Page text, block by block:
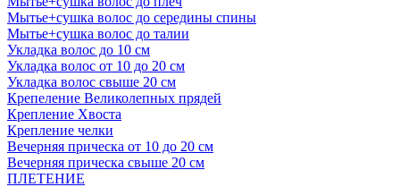
Мытье+сушка волос до середины спины
Мытье+сушка волос до талии
Укладка волос до 10 см
Укладка волос от 10 до 20 см
Укладка волос свыше 20 см
Крепеление Великолепных прядей
Крепление Хвоста
Крепление челки
Вечерняя прическа от 10 до 20 см
Вечерняя прическа свыше 20 см
ПЛЕТЕНИЕ